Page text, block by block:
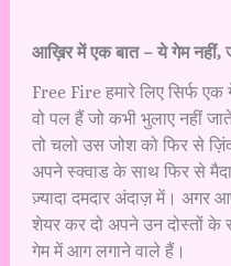
आख़िर में एक बात – ये गेम नहीं,
Free Fire हमारे लिए सिर्फ एक
वो पल हैं जो कभी भुलाए नहीं
तो चलो उस जोश को फिर से
अपने स्क्वाड के साथ फिर से
ज़्यादा दमदार अंदाज़ में। अगर
शेयर कर दो अपने उन दोस्तों के
गेम में आग लगाने वाले हैं।